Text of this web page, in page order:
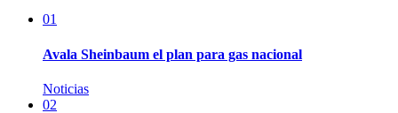
01
Avala Sheinbaum el plan para gas nacional
Noticias
02